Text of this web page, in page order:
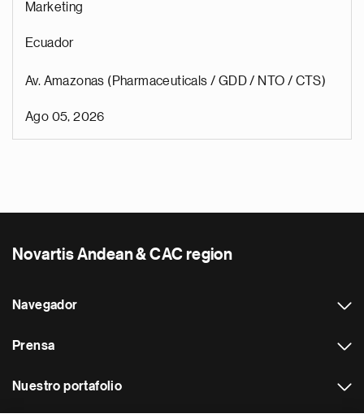
Marketing
Ecuador
Av. Amazonas (Pharmaceuticals / GDD / NTO / CTS)
Ago 05, 2026
Novartis Andean & CAC region
Navegador
Prensa
Nuestro portafolio